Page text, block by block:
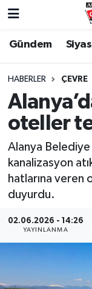
Gündem
HABERLER ÇEVRE
oteller
Alanya Belediye
kanalizasyon
hatlarına veren
duyurdu.
02.06.2026 - 14:26
YAYINLANMA
Gündem
Siyaset
Yerel
Spor
Yaşam
Asayiş
Nöbetçi
Hava Durumu
Trafik
Tüm
Son Dakika
Haber Arşivi